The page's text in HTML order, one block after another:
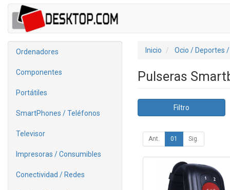
Ordenadores
Componentes
Portátiles
SmartPhones / Teléfonos
Televisor
Impresoras / Consumibles
Conectividad / Redes
Inicio Ocio / Deportes
Pulseras
Filtro
Ant. 01 Sig.